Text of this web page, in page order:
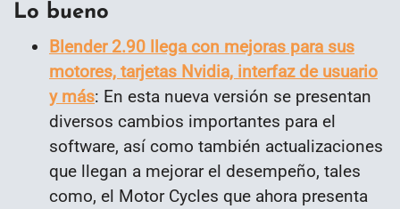
Lo bueno
Blender 2.90 llega con mejoras para sus
motores, tarjetas Nvidia, interfaz de usuario
y más: En esta nueva versión se presentan
diversos cambios importantes para el
software, así como también actualizaciones
que llegan a mejorar el desempeño, tales
como, el Motor Cycles que ahora presenta